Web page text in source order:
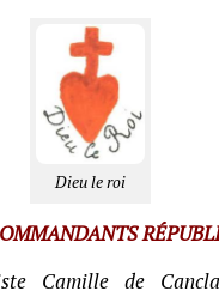
Dieu le roi
Camille de